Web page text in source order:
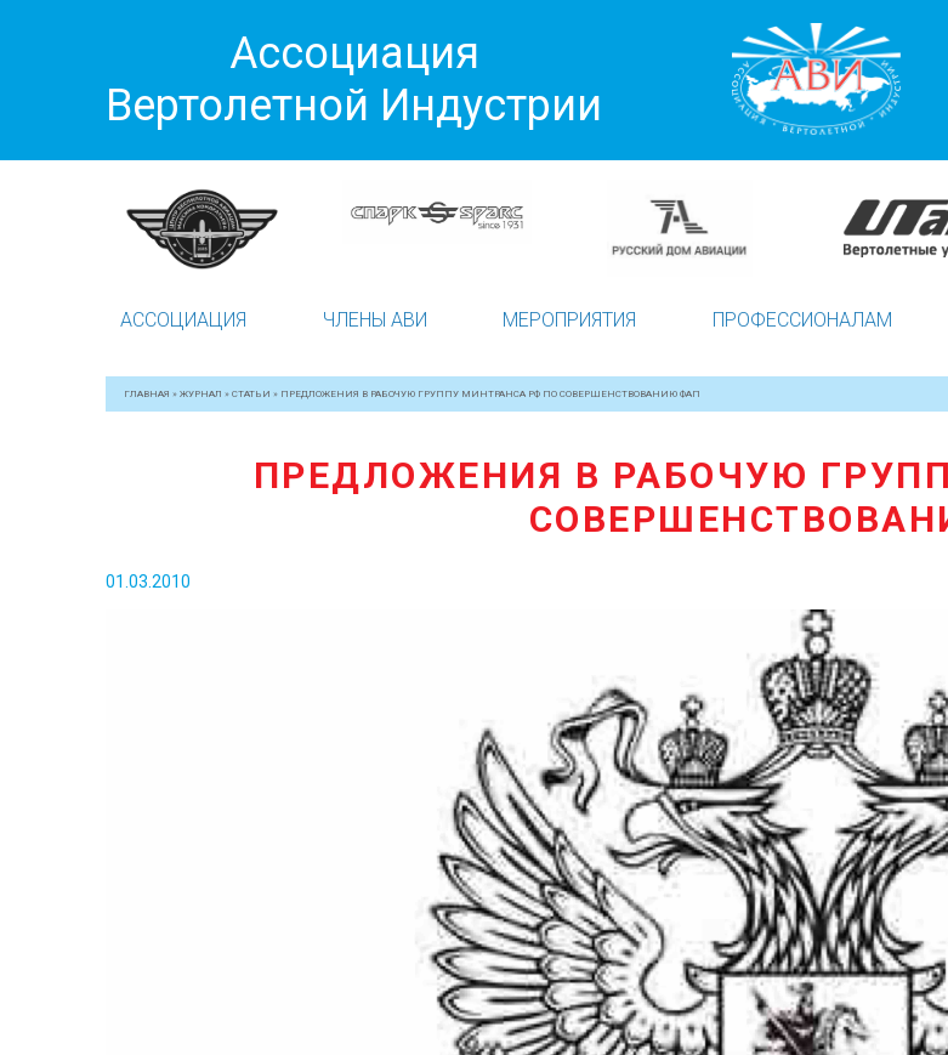
Ассоциация
Вертолетной Индустрии
АССОЦИАЦИЯ ЧЛЕНЫ АВИ МЕРОПРИЯТИЯ ПРОФЕССИОНАЛАМ
ГЛАВНАЯ » ЖУРНАЛ » СТАТЬИ » ПРЕДЛОЖЕНИЯ В РАБОЧУЮ ГРУППУ МИНТРАНСА РФ ПО СОВЕРШЕНСТВОВАНИЮ ФАП
ПРЕДЛОЖЕНИЯ В РАБОЧУЮ
01.03.2010